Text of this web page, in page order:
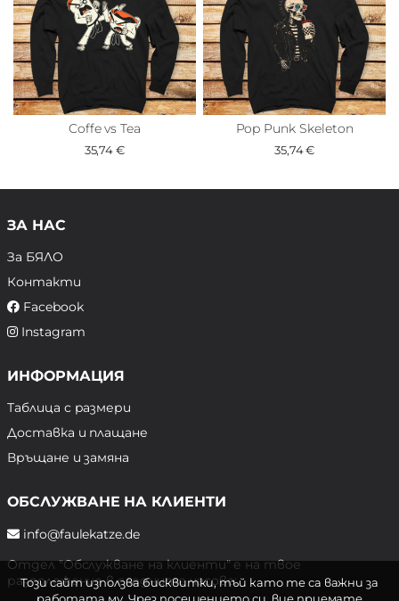
Coffe vs Tea
35,74 €
Pop Punk Skeleton
35,74 €
ЗА НАС
За БЯЛО
Контакти
Facebook
Instagram
ИНФОРМАЦИЯ
Таблица с размери
Доставка и плащане
Връщане и замяна
ОБСЛУЖВАНЕ НА КЛИЕНТИ
info@faulekatze.de
Отдел "Обслужване на клиенти" е на твое
разположение в следните часове:
Този сайт използва бисквитки, тъй като те са важни за